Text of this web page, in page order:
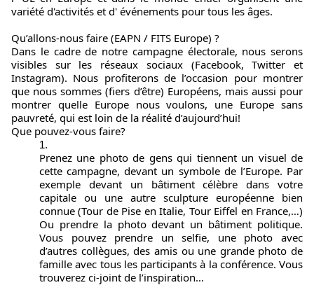
variété d'activités et d' événements pour tous les âges.
Qu’allons-nous faire (EAPN / FITS Europe) ?
Dans le cadre de notre campagne électorale, nous serons
visibles sur les réseaux sociaux (Facebook, Twitter et
Instagram). Nous profiterons de l’occasion pour montrer
que nous sommes (fiers d’être) Européens, mais aussi pour
montrer quelle Europe nous voulons, une Europe sans
pauvreté, qui est loin de la réalité d’aujourd’hui!
Que pouvez-vous faire?
Prenez une photo de gens qui tiennent un visuel de
cette campagne, devant un symbole de l’Europe. Par
exemple devant un bâtiment célèbre dans votre
capitale ou une autre sculpture européenne bien
connue (Tour de Pise en Italie, Tour Eiffel en France,…)
Ou prendre la photo devant un bâtiment politique.
Vous pouvez prendre un selfie, une photo avec
d’autres collègues, des amis ou une grande photo de
famille avec tous les participants à la conférence. Vous
trouverez ci‑joint de l’inspiration…